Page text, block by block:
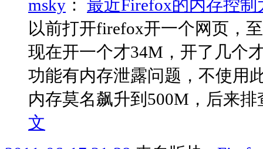
msky ： 最近Firefox的内存控
以前打开firefox开一个网页，
现在开一个才34M，开了几个
功能有内存泄露问题，不使用
内存莫名飙升到500M，后来
文